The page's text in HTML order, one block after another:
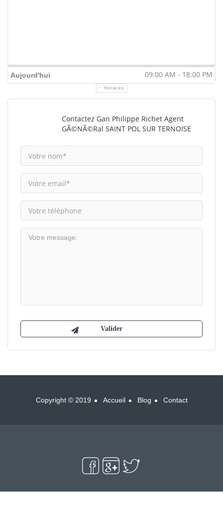
Aujourd'hui 09:00 AM - 18:00 PM
Horaires
Contactez Gan Philippe Richet Agent
GÃ©nÃ©ral SAINT POL SUR TERNOISE
Copyright © 2019 Accueil Blog Contact